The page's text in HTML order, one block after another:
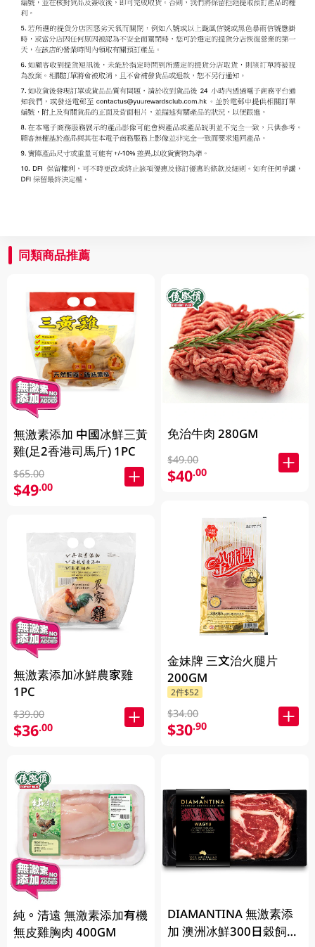
同類商品推薦
無激素添加 中國冰鮮三黃
雞(足2香港司馬斤) 1PC
$65.00
$49.00
無激素添加冰鮮農家雞
1PC
$39.00
$36.00
純。清遠 無激素添加有機
無皮雞胸肉 400GM
免治牛肉 280GM
$49.00
$40.00
金妹牌 三文治火腿片
200GM
2件$52
$34.00
$30.90
DIAMANTINA 無激素添
加 澳洲冰鮮300日穀飼和